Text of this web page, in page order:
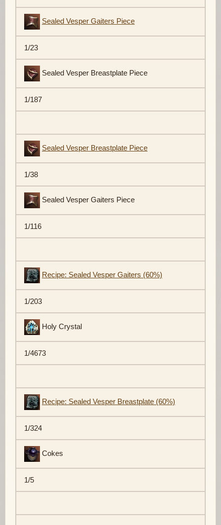
Sealed Vesper Gaiters Piece
1/23
Sealed Vesper Breastplate Piece
1/187
Sealed Vesper Breastplate Piece
1/38
Sealed Vesper Gaiters Piece
1/116
Recipe: Sealed Vesper Gaiters (60%)
1/203
Holy Crystal
1/4673
Recipe: Sealed Vesper Breastplate (60%)
1/324
Cokes
1/5